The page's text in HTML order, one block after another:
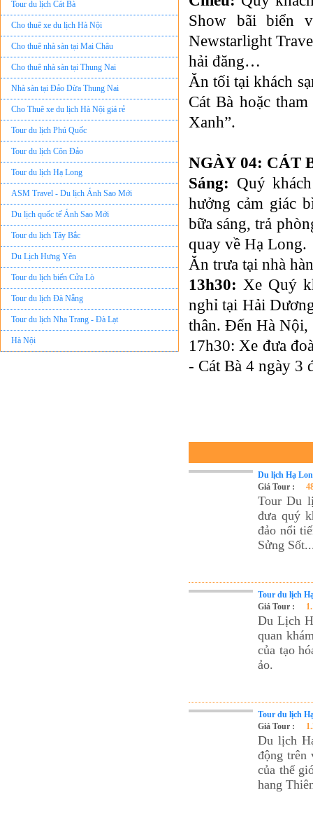
Tour du lịch Cát Bà
Cho thuê xe du lịch Hà Nội
Cho thuê nhà sàn tại Mai Châu
Cho thuê nhà sàn tại Thung Nai
Nhà sàn tại Đảo Dừa Thung Nai
Cho Thuê xe du lịch Hà Nội giá rẻ
Tour du lịch Phú Quốc
Tour du lịch Côn Đảo
Tour du lịch Hạ Long
ASM Travel - Du lịch Ánh Sao Mới
Du lịch quốc tế Ánh Sao Mới
Tour du lịch Tây Bắc
Du Lịch Hưng Yên
Tour du lịch biển Cửa Lò
Tour du lịch Đà Nẵng
Tour du lịch Nha Trang - Đà Lạt
Hà Nội
Show bãi biển
Newstarlight
hải đăng…
Ăn tối tại khách
Cát Bà hoặc
Xanh”.
NGÀY 04: CÁT
Sáng: Quý
hưởng cảm giác
bữa sáng, trả
quay về Hạ Long.
Ăn trưa tại nhà
13h30: Xe Quý
nghỉ tại Hải
thân. Đến Hà Nội,
17h30: Xe đưa
- Cát Bà 4 ngày 3
Du lịch Hạ
Giá Tour :
Tour Du
đưa quý
đảo nổi
Sửng
Tour du lịch
Giá Tour :
Du Lịch
quan
của tạo
ảo.
Tour du lịch
Giá Tour :
Du lịch
động trên
của thế
hang